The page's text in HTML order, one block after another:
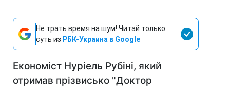
Не трать время на шум! Читай только
суть из РБК-Украина в Google
Економіст Нуріель Рубіні, який
отримав прізвисько "Доктор